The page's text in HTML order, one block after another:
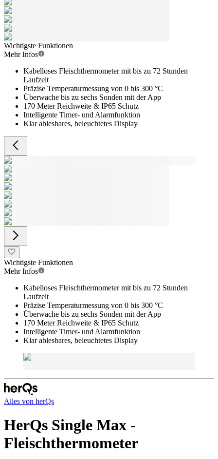
Wichtigste Funktionen
Mehr Infos
Kabelloses Fleischthermometer mit bis zu 72 Stunden
Laufzeit
Präzise Temperaturmessung von 0 bis 300 °C
Überwache bis zu sechs Sonden mit der App
170 Meter Reichweite & IP65 Schutz
Intelligente Timer- und Alarmfunktion
Klar ablesbares, beleuchtetes Display
Wichtigste Funktionen
Mehr Infos
Kabelloses Fleischthermometer mit bis zu 72 Stunden
Laufzeit
Präzise Temperaturmessung von 0 bis 300 °C
Überwache bis zu sechs Sonden mit der App
170 Meter Reichweite & IP65 Schutz
Intelligente Timer- und Alarmfunktion
Klar ablesbares, beleuchtetes Display
Alles von herQs
HerQs Single Max -
Fleischthermometer